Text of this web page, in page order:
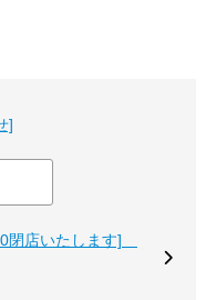
]
閉店いたします]